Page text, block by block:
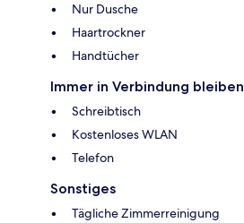
Nur Dusche
Haartrockner
Handtücher
Immer in Verbindung bleiben
Schreibtisch
Kostenloses WLAN
Telefon
Sonstiges
Tägliche Zimmerreinigung